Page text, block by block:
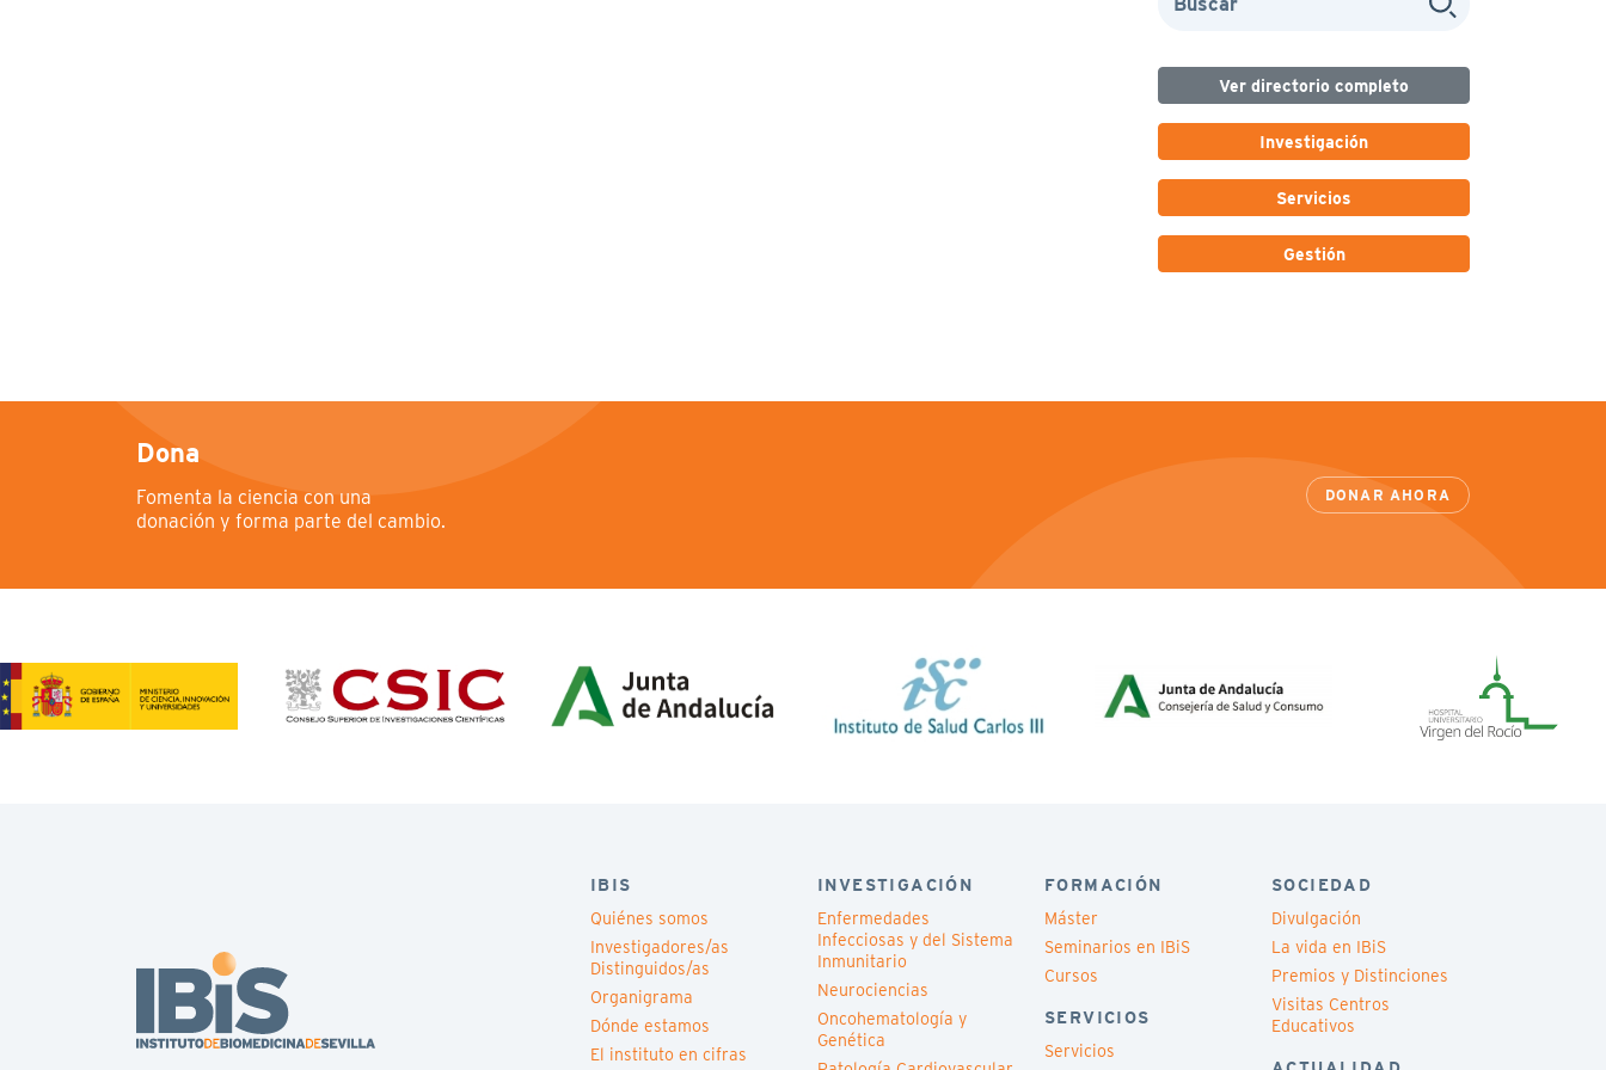
Ver directorio completo
Investigación
Servicios
Gestión
Dona
Fomenta la ciencia con una
donación y forma parte del cambio.
DONAR AHORA
IBIS
Quiénes somos
Investigadores/as
Distinguidos/as
Organigrama
Dónde estamos
El instituto en cifras
INVESTIGACIÓN
Enfermedades
Infecciosas y del Sistema
Inmunitario
Neurociencias
Oncohematología y
Genética
FORMACIÓN
Máster
Seminarios en IBiS
Cursos
SERVICIOS
Servicios
SOCIEDAD
Divulgación
La vida en IBiS
Premios y Distinciones
Visitas Centros
Educativos